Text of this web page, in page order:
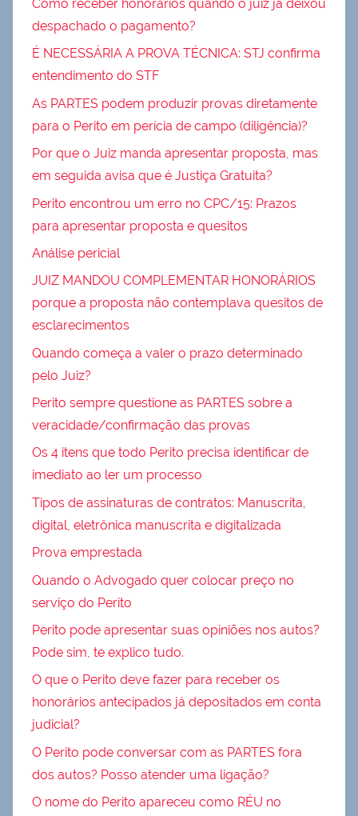
Como receber honorários quando o juiz já deixou
despachado o pagamento?
É NECESSÁRIA A PROVA TÉCNICA: STJ confirma
entendimento do STF
As PARTES podem produzir provas diretamente
para o Perito em perícia de campo (diligência)?
Por que o Juiz manda apresentar proposta, mas
em seguida avisa que é Justiça Gratuita?
Perito encontrou um erro no CPC/15: Prazos
para apresentar proposta e quesitos
Análise pericial
JUIZ MANDOU COMPLEMENTAR HONORÁRIOS
porque a proposta não contemplava quesitos de
esclarecimentos
Quando começa a valer o prazo determinado
pelo Juiz?
Perito sempre questione as PARTES sobre a
veracidade/confirmação das provas
Os 4 itens que todo Perito precisa identificar de
imediato ao ler um processo
Tipos de assinaturas de contratos: Manuscrita,
digital, eletrônica manuscrita e digitalizada
Prova emprestada
Quando o Advogado quer colocar preço no
serviço do Perito
Perito pode apresentar suas opiniões nos autos?
Pode sim, te explico tudo.
O que o Perito deve fazer para receber os
honorários antecipados já depositados em conta
judicial?
O Perito pode conversar com as PARTES fora
dos autos? Posso atender uma ligação?
O nome do Perito apareceu como RÉU no